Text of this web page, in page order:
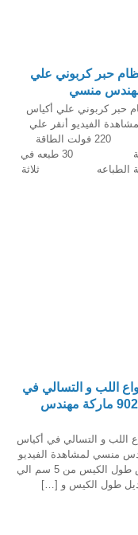
كهرباء 220 فولت نظام حبر كربوني علي
كهرباء 220 فولت نظام حبر كربوني علي أكياس
منسي لمشاهدة الفيديو أنقر علي
سهم التشغيل المواصفات الجهد الكهربي 220 فولت الطاقة
150 وات تقريبي سرعة الطباعة 30 طبعه في
مساحة الطباعه ثلاثة
اللب و التسالي في
أكياس من وزن 5 جرام إلي ربع كيلو كود 902 ماركة مهندس
اللب و التسالي في أكياس
كيلو كود 902 ماركة مهندس منسي لمشاهدة الفيديو
أنقر علي سهم التشغيل المواصفات حجم الكيس طول الكيس من 5 سم الي